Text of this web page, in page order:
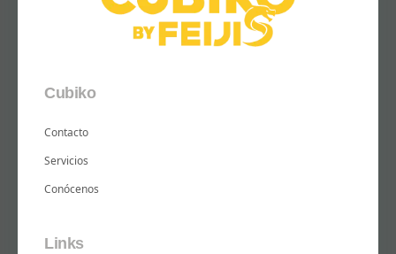
Cubiko
Contacto
Servicios
Conócenos
Links